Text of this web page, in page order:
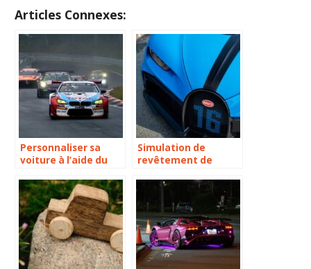
Articles Connexes:
Personnaliser sa
voiture à l’aide du
Simulation de
revêtement de
moyen de choisir le
revêtement de votre
véhicule